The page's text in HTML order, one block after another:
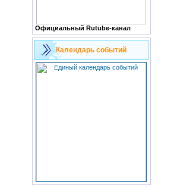
Официальный Rutube-канал
Календарь событий